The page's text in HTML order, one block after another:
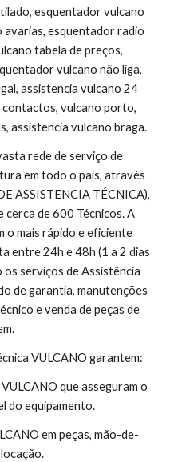
esquentador vulcano
avarias, esquentador radio
tabela de preços,
vulcano não liga,
assistencia vulcano 24
contactos, vulcano porto,
assistencia vulcano braga.
rede de serviço de
em todo o país, através
ASSISTENCIA TÉCNICA),
de 600 Técnicos. A
o mais rápido e eficiente
entre 24h e 48h (1 a 2 dias
os serviços de Assistência
de garantia, manutenções
e venda de peças de
VULCANO garantem:
que asseguram o
do equipamento.
em peças, mão-de-